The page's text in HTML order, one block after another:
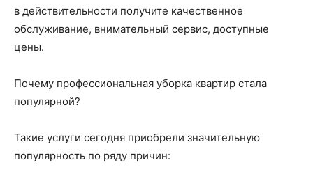
в действительности получите качественное
обслуживание, внимательный сервис, доступные
цены.
Почему профессиональная уборка квартир стала
популярной?
Такие услуги сегодня приобрели значительную
популярность по ряду причин: